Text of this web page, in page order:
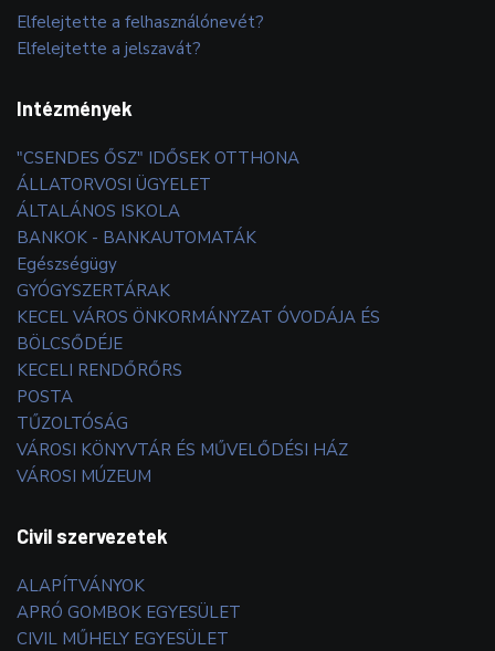
Elfelejtette a felhasználónevét?
Elfelejtette a jelszavát?
Intézmények
"CSENDES ŐSZ" IDŐSEK OTTHONA
ÁLLATORVOSI ÜGYELET
ÁLTALÁNOS ISKOLA
BANKOK - BANKAUTOMATÁK
Egészségügy
GYÓGYSZERTÁRAK
KECEL VÁROS ÖNKORMÁNYZAT ÓVODÁJA ÉS
BÖLCSŐDÉJE
KECELI RENDŐRŐRS
POSTA
TŰZOLTÓSÁG
VÁROSI KÖNYVTÁR ÉS MŰVELŐDÉSI HÁZ
VÁROSI MÚZEUM
Civil szervezetek
ALAPÍTVÁNYOK
APRÓ GOMBOK EGYESÜLET
CIVIL MŰHELY EGYESÜLET